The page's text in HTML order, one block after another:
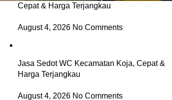
Cepat & Harga Terjangkau
August 4, 2026 No Comments
Jasa Sedot WC Kecamatan Koja, Cepat &
Harga Terjangkau
August 4, 2026 No Comments